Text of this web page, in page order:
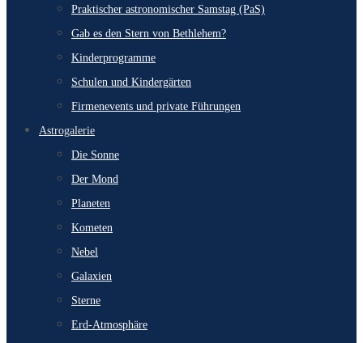
Praktischer astronomischer Samstag (PaS)
Gab es den Stern von Bethlehem?
Kinderprogramme
Schulen und Kindergärten
Firmenevents und private Führungen
Astrogalerie
Die Sonne
Der Mond
Planeten
Kometen
Nebel
Galaxien
Sterne
Erd-Atmosphäre